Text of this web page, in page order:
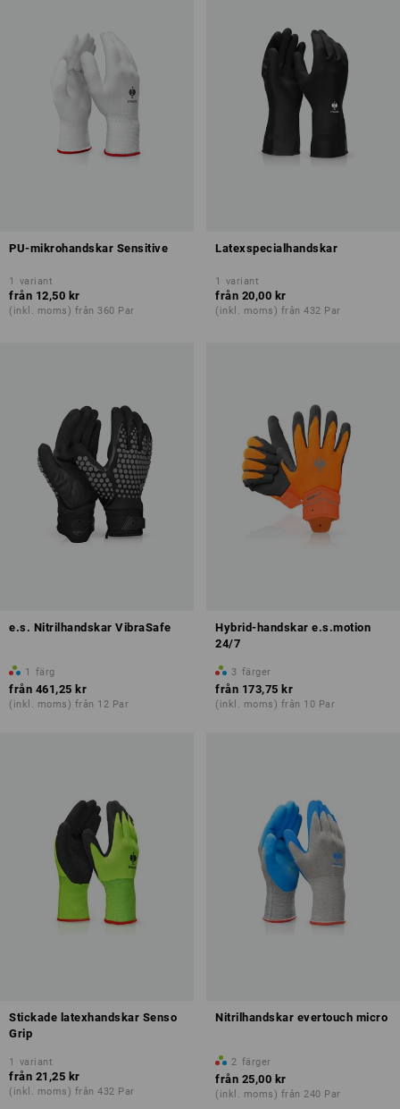
PU-mikrohandskar Sensitive
1 variant
från 12,50 kr
(inkl. moms) från 360 Par
Latexspecialhandskar
1 variant
från 20,00 kr
(inkl. moms) från 432 Par
e.s. Nitrilhandskar VibraSafe
1 färg
från 461,25 kr
(inkl. moms) från 12 Par
Hybrid-handskar e.s.motion
24/7
3 färger
från 173,75 kr
(inkl. moms) från 10 Par
Stickade latexhandskar Senso
Grip
1 variant
från 21,25 kr
(inkl. moms) från 432 Par
Nitrilhandskar evertouch micro
2 färger
från 25,00 kr
(inkl. moms) från 240 Par